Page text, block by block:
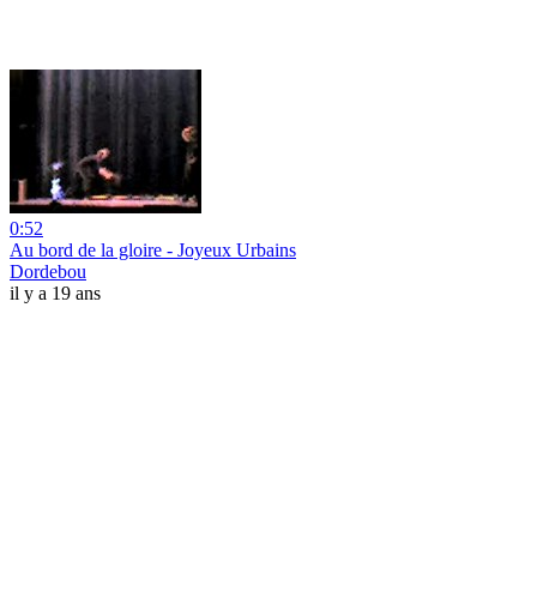
0:52
Au bord de la gloire - Joyeux Urbains
Dordebou
il y a 19 ans